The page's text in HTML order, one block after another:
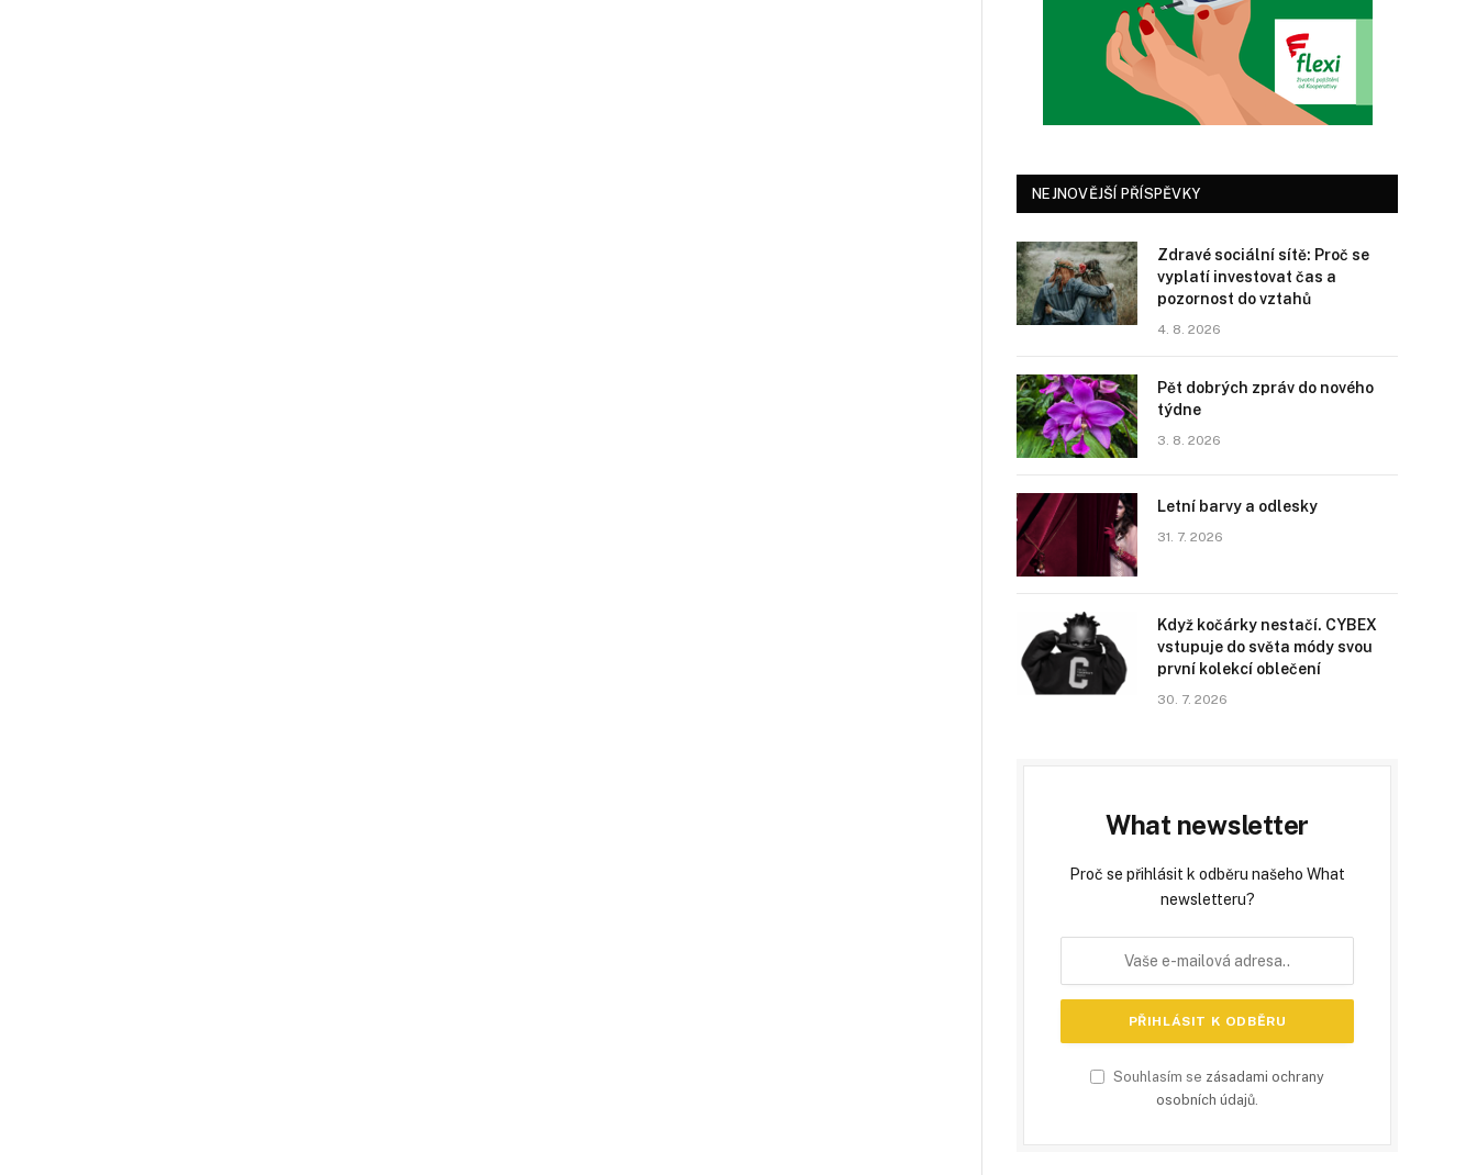
NEJNOVĚJŠÍ PŘÍSPĚVKY
Zdravé sociální sítě: Proč se
vyplatí investovat čas a
pozornost do vztahů
4. 8. 2026
Pět dobrých zpráv do nového
týdne
3. 8. 2026
Letní barvy a odlesky
31. 7. 2026
Když kočárky nestačí. CYBEX
vstupuje do světa módy svou
první kolekcí oblečení
30. 7. 2026
What newsletter
Proč se přihlásit k odběru našeho What
newsletteru?
Souhlasím se zásadami ochrany
osobních údajů